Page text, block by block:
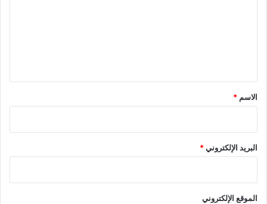
*
الاسم *
البريد الإلكتروني*
الموقع الإلكتروني